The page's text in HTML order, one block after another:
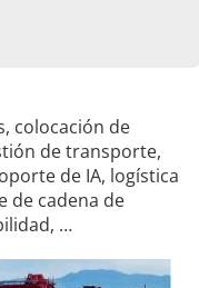
colocación de
de transporte,
de IA, logística
de cadena de
…